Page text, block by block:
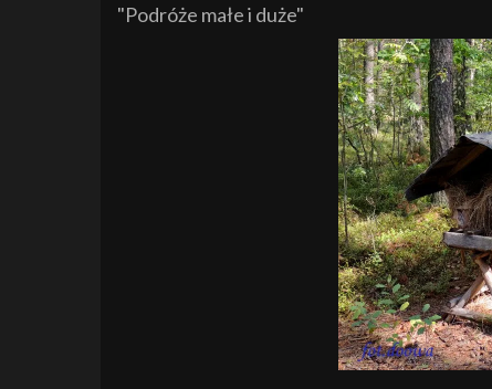
"Podróże małe i duże"